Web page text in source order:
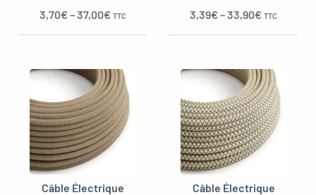
3,70€–37,00€ TTC
3,39€–33,90€ TTC
Câble Électrique
Câble Électrique